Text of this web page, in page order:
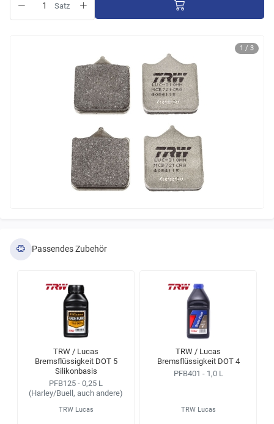
1 / 3
Satz
Passendes Zubehör
TRW / Lucas
Bremsflüssigkeit DOT 5
Silikonbasis
PFB125 - 0,25 L
(Harley/Buell, auch andere)
TRW Lucas
TRW / Lucas
Bremsflüssigkeit DOT 4
PFB401 - 1,0 L
TRW Lucas